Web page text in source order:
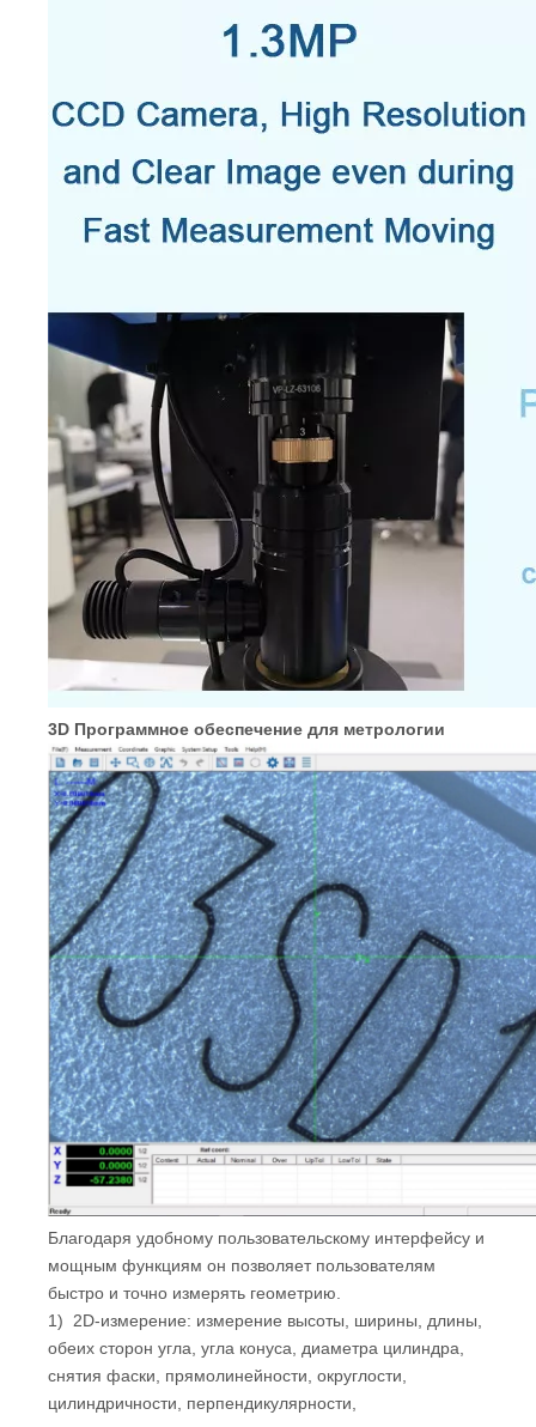
3D Программное обеспечение для метрологии
Благодаря удобному пользовательскому интерфейсу и
мощным функциям он позволяет пользователям
быстро и точно измерять геометрию.
1) 2D-измерение: измерение высоты, ширины, длины,
обеих сторон угла, угла конуса, диаметра цилиндра,
снятия фаски, прямолинейности, округлости,
цилиндричности, перпендикулярности,